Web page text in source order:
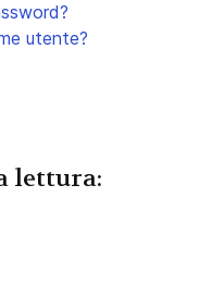
utente?
lettura: